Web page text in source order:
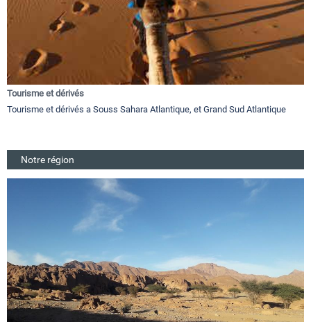
Tourisme et dérivés
Tourisme et dérivés a Souss Sahara Atlantique, et Grand Sud Atlantique
Notre région